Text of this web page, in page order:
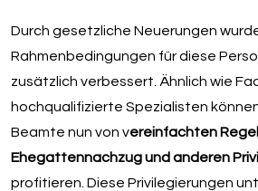
Durch gesetzliche Neuerungen
Rahmenbedingungen für diese
zusätzlich verbessert. Ähnlich wie
hochqualifizierte Spezialisten
Beamte nun von vereinfachten
Ehegattennachzug und anderen
profitieren. Diese Privilegierungen